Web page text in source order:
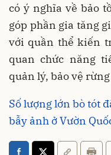
có ý nghĩa về bảo
góp phần gia tăng
với quần thể kiến
quan chức năng
quản lý, bảo vệ
Số lượng lớn bò tót
bẫy ảnh ở Vườn